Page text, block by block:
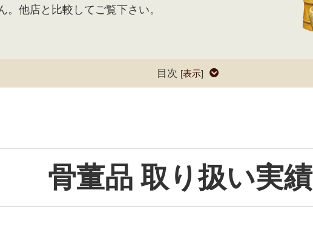
。他店と比較してご覧下さい。
目次 [表示]
骨董品 取り扱い実績